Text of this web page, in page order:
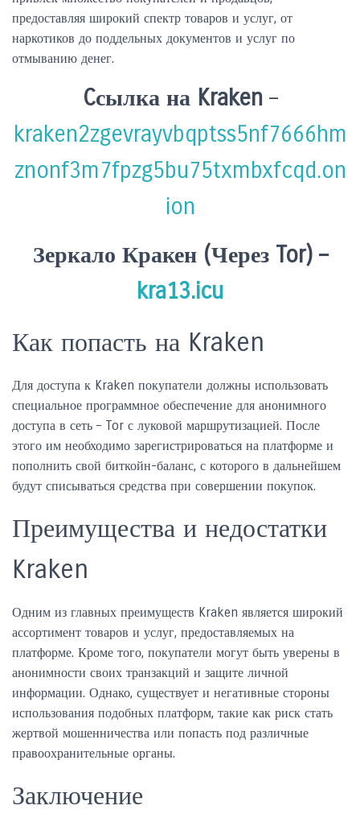
предоставляя широкий спектр товаров и услуг, от
наркотиков до поддельных документов и услуг по
отмыванию денег.
Cсылка на Kraken–
kraken2zgevrayvbqptss5nf7666hm
znonf3m7fpzg5bu75txmbxfcqd.on
ion
Зеркало Кракен (Через Tor) –
kra13.icu
Как попасть на Kraken
Для доступа к Kraken покупатели должны использовать
специальное программное обеспечение для анонимного
доступа в сеть – Tor с луковой маршрутизацией. После
этого им необходимо зарегистрироваться на платформе и
пополнить свой биткойн-баланс, с которого в дальнейшем
будут списываться средства при совершении покупок.
Преимущества и недостатки
Kraken
Одним из главных преимуществ Kraken является широкий
ассортимент товаров и услуг, предоставляемых на
платформе. Кроме того, покупатели могут быть уверены в
анонимности своих транзакций и защите личной
информации. Однако, существует и негативные стороны
использования подобных платформ, такие как риск стать
жертвой мошенничества или попасть под различные
правоохранительные органы.
Заключение